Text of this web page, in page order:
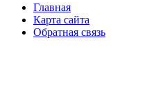
Главная
Карта сайта
Обратная связь